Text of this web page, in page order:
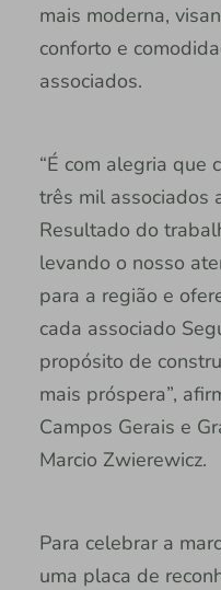
mais moderna,
conforto e
associados.
“É com alegria que
três mil associados
Resultado do
levando o nosso
para a região e
cada associado
propósito de
mais próspera”,
Campos Gerais e
Marcio Zwierewicz.
Para celebrar a
uma placa de